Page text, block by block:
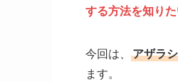
する方法を知りた
今回は、 アザラ
ます。